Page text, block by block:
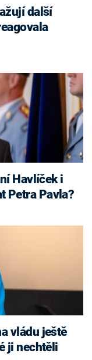
Petra Pavla?
vládu ještě
ji nechtěli